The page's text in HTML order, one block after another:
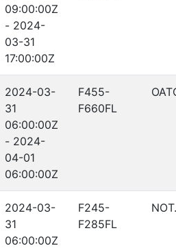
09:00:00Z
- 2024-
03-31
17:00:00Z
2024-03-
31
06:00:00Z
- 2024-
04-01
06:00:00Z
F455-
F660FL
2024-03-
31
06:00:00Z
F245-
F285FL